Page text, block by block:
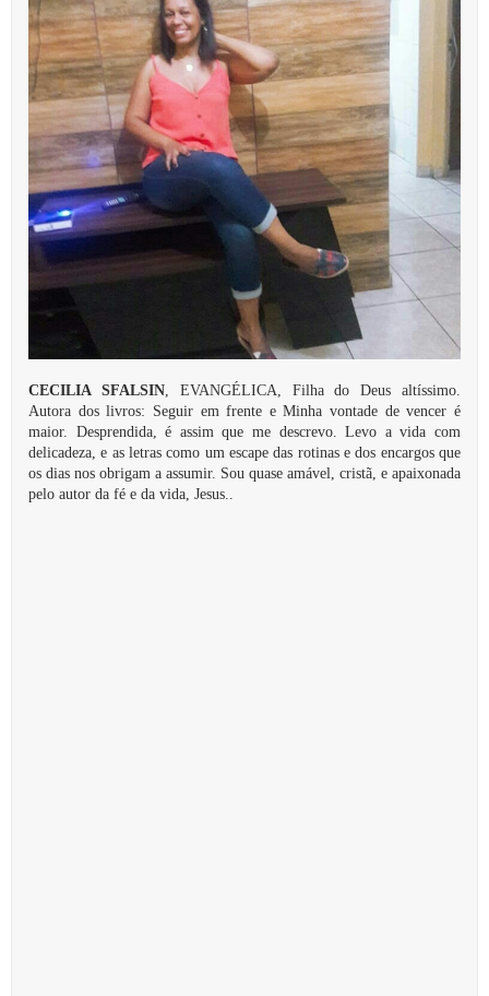
CECILIA SFALSIN, EVANGÉLICA, Filha do Deus altíssimo.
Autora dos livros: Seguir em frente e Minha vontade de vencer é
maior. Desprendida, é assim que me descrevo. Levo a vida com
delicadeza, e as letras como um escape das rotinas e dos encargos que
os dias nos obrigam a assumir. Sou quase amável, cristã, e apaixonada
pelo autor da fé e da vida, Jesus..